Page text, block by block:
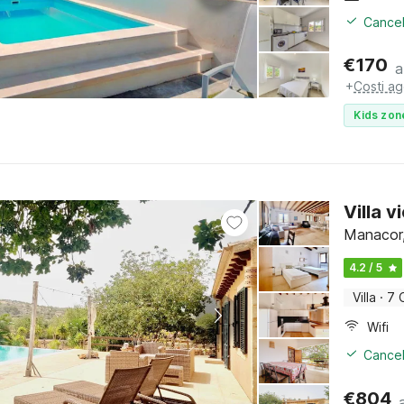
€170
+Costi
Kids
Villa
4.2 / 5
Villa · 7
Wifi
€804